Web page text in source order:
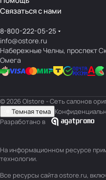
Связаться с нами
8-800-222-05-25
info@ostore.ru
Набережные Челны, проспект
Омега
© 2026 O|store - Сеть салонов
Темная тема
Разработано в
На информационном ресурсе
технологии.
Все ресурсы сайта ostore.ru,